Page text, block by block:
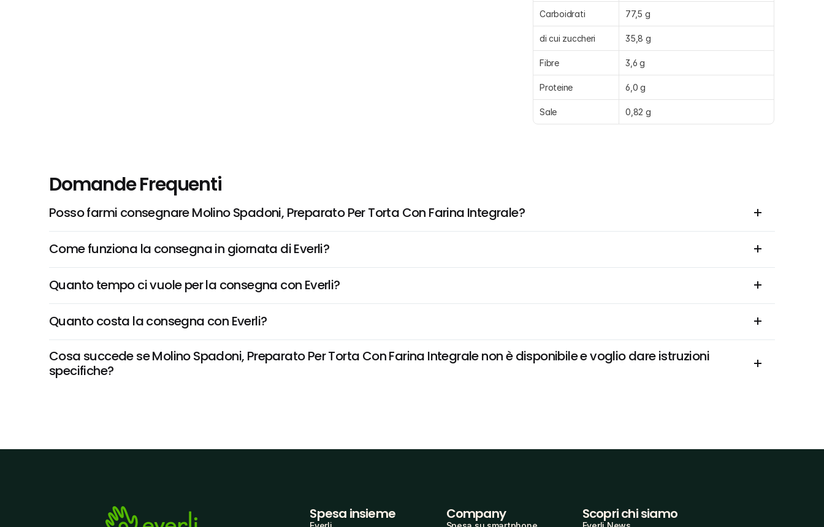
Carboidrati 77,5 g
di cui zuccheri 35,8 g
Fibre 3,6 g
Proteine 6,0 g
Sale 0,82 g
Domande Frequenti
Posso farmi consegnare Molino Spadoni, Preparato Per Torta Con Farina Integrale?
Come funziona la consegna in giornata di Everli?
Quanto tempo ci vuole per la consegna con Everli?
Quanto costa la consegna con Everli?
Cosa succede se Molino Spadoni, Preparato Per Torta Con Farina Integrale non è disponibile e voglio dare istruzioni
specifiche?
Spesa insieme Company Scopri chi siamo